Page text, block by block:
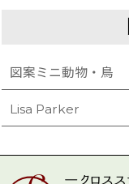
図案ミニ動物・鳥
Lisa Parker